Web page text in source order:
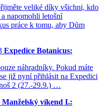
veliké díky všichni, kdo
napomohli letošní
práce k tomu, aby Dům
Expedice Botanicus:
náhradníky. Pokud máte
již nyní přihlásit na Expedici
2 (27.-29.9.) …
Manželský víkend I.: